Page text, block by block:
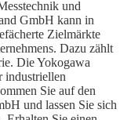
und
GmbH kann in
Zielmärkte
Dazu zählt
Die Yokogawa
industriellen
Sie auf den
und lassen Sie sich